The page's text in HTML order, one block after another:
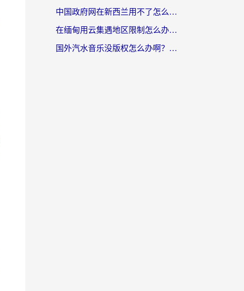
中国政府网在新西兰用不了怎么办？海外华人追剧看新闻的实用指南
在缅甸用云集遇地区限制怎么办？海外党亲测有效解决方案来了！
国外汽水音乐没版权怎么办啊？留学生亲测有效的回国加速攻略